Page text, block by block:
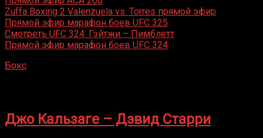
Zuffa Boxing 2 Valenzuela vs. Torres прямой эфир
Прямой эфир марафон боев UFC 325
Смотреть UFC 324: Гэйтжи – Пимблетт
Прямой эфир марафон боев UFC 324
Бокс
Джо Кальзаге – Дэвид Старри